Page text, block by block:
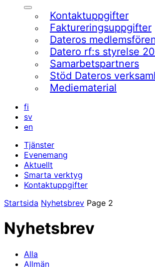
UndermenyKontaktuppgifter
Faktureringsuppgifter
Dateros
Datero rf:s styrelse
Samarbetspartners
Stöd Dateros
Mediematerial
fi
sv
en
Tjänster
Evenemang
Aktuellt
Smarta verktyg
Kontaktuppgifter
Startsida Nyhetsbrev Page 2
Nyhetsbrev
Alla
Allmän